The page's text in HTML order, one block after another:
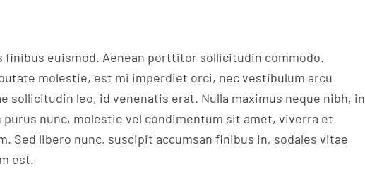
finibus euismod. Aenean porttitor sollicitudin commodo.
molestie, est mi imperdiet orci, nec vestibulum arcu
sollicitudin leo, id venenatis erat. Nulla maximus neque nibh, in
nunc, molestie vel condimentum sit amet, viverra et
Sed libero nunc, suscipit accumsan finibus in, sodales vitae
est.